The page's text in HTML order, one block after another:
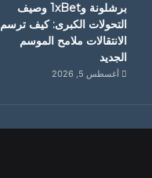
برشلونة و1xBet وصيف
التحولات الكبرى: كيف ترسم
الانتقالات ملامح الموسم
الجديد
أغسطس 5, 2026